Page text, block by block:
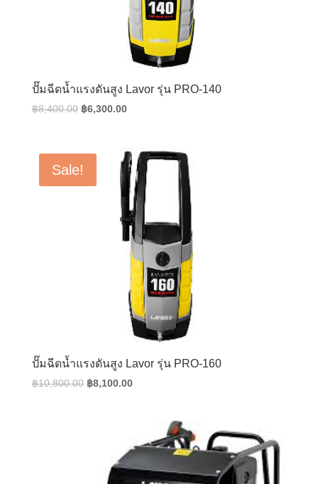
ปั๊มฉีดน้ำแรงดันสูง Lavor รุ่น PRO-140
฿8,400.00 Original
฿8,400.00.
฿6,300.00Current
฿6,300.00.
Sale!
ปั๊มฉีดน้ำแรงดันสูง Lavor รุ่น PRO-160
฿10,800.00 Original
฿8,100.00Current
฿8,100.00.